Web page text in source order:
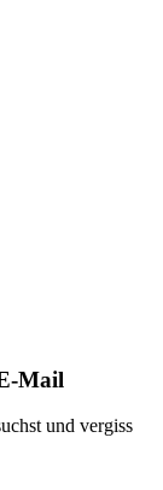
Mail
und vergiss